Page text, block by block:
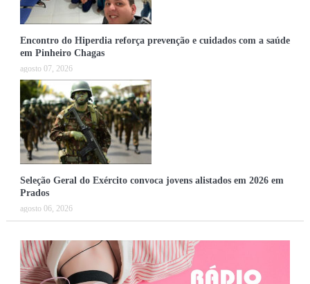
Encontro do Hiperdia reforça prevenção e cuidados com a saúde
em Pinheiro Chagas
agosto 07, 2026
Seleção Geral do Exército convoca jovens alistados em 2026 em
Prados
agosto 06, 2026